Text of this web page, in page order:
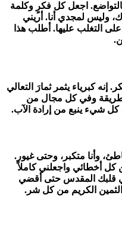
اجعل كل فكرٍ وكلمة
وليس لمجدي أنا. أريني
التغلب عليها. أطلب هذا
إنه كبرياء يثمر ثمارَ التعالي
وفي كل مجال من
شيء ينبع من إرادة الآب.
وأنا متكبر، وحتى غيور.
كل أخطائي واجعلني كاملاً
قلبك المقدس حتى أقضي
الكريم من كل شر.